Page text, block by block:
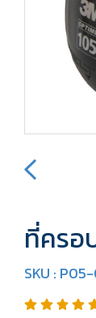
ที่ครอ
SKU :